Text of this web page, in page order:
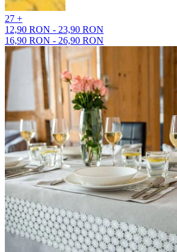
27 +
12,90 RON - 23,90 RON
16,90 RON - 26,90 RON